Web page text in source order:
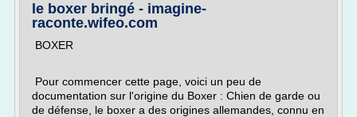
le boxer bringé - imagine-
raconte.wifeo.com
BOXER
Pour commencer cette page, voici un peu de
documentation sur l'origine du Boxer : Chien de garde ou
de défense, le boxer a des origines allemandes, connu en